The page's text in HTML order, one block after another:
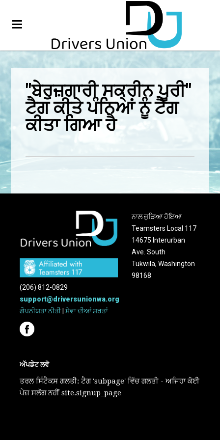
"ਬੇਰੁਜ਼ਗਾਰੀ ਸਕ੍ਰੀਨ ਪੂਰੀ"
ਟੈਗ ਕੀਤੇ ਪੰਨਿਆਂ ਨੂੰ ਟੈਗ
ਕੀਤਾ ਗਿਆ ਹੈ
ਨਾਲ ਜੁੜਿਆ ਹੋਇਆ
Teamsters Local 117
14675 Interurban
Ave. South
Tukwila, Washington
98168
(206) 812-0829
support@driversunionwa.org
ਗੋਪਨੀਯਤਾ ਨੀਤੀ|ਸੇਵਾ ਦੀਆਂ ਸ਼ਰਤਾਂ
ਅੱਪਡੇਟ ਲਵੋ
ਤਰਲ ਸਿੰਟੈਕਸ ਗਲਤੀ: ਟੈਗ 'subpage' ਵਿੱਚ ਗਲਤੀ - ਅਜਿਹਾ ਕੋਈ
ਪੇਜ਼ ਸਲੱਗ ਨਹੀਂ site.signup_page